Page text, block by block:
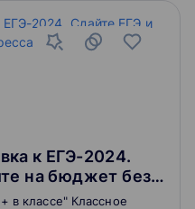
к ЕГЭ-2024.
на бюджет без
в классе" Классное